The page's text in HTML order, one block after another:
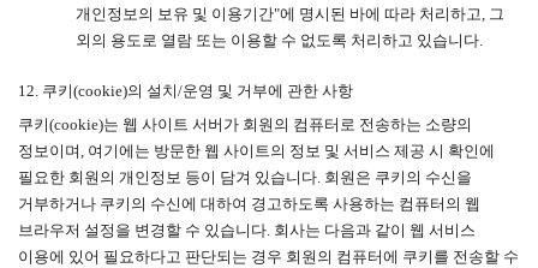
개인정보의 보유 및 이용기간"에 명시된 바에 따라 처리하고, 그
외의 용도로 열람 또는 이용할 수 없도록 처리하고 있습니다.
12. 쿠키(cookie)의 설치/운영 및 거부에 관한 사항
쿠키(cookie)는 웹 사이트 서버가 회원의 컴퓨터로 전송하는 소량의
정보이며, 여기에는 방문한 웹 사이트의 정보 및 서비스 제공 시 확인에
필요한 회원의 개인정보 등이 담겨 있습니다. 회원은 쿠키의 수신을
거부하거나 쿠키의 수신에 대하여 경고하도록 사용하는 컴퓨터의 웹
브라우저 설정을 변경할 수 있습니다. 회사는 다음과 같이 웹 서비스
이용에 있어 필요하다고 판단되는 경우 회원의 컴퓨터에 쿠키를 전송할 수